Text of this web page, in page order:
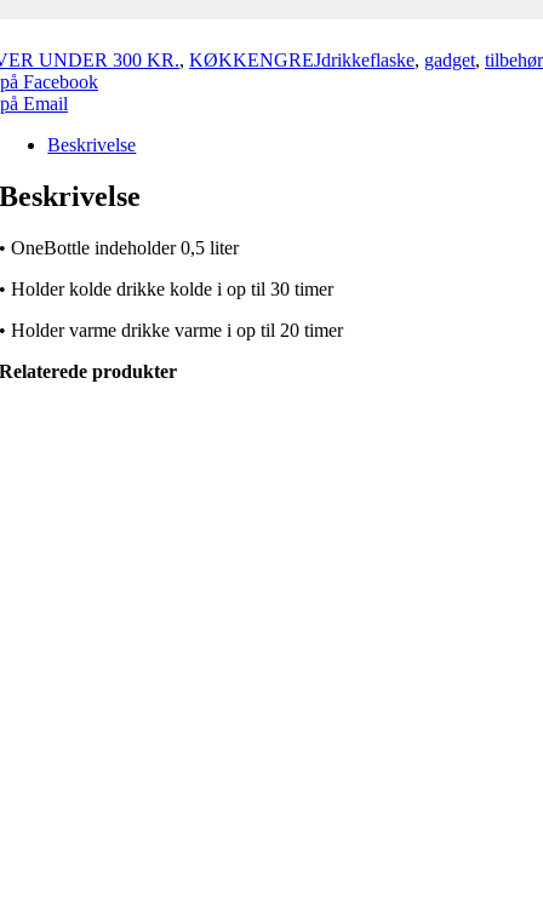
UNDER 300 KR., KØKKENGREJdrikkeflaske, gadget, tilbehør
Facebook
Email
Beskrivelse
Beskrivelse
• OneBottle indeholder 0,5 liter
• Holder kolde drikke kolde i op til 30 timer
• Holder varme drikke varme i op til 20 timer
Relaterede produkter